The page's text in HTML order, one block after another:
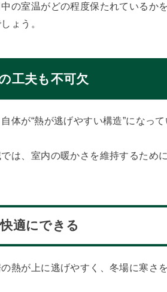
の室温がどの程度保たれているか
ょう。
工夫も不可欠
体が“熱が逃げやすい構造”になって
は、室内の暖かさを維持するため
適にできる
熱が上に逃げやすく、冬場に寒さ